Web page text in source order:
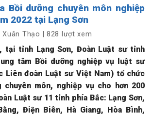
Bồi dưỡng chuyên môn nghiệp
2022 tại Lạng Sơn
Xuân Thạo 828 lượt xem
tại tỉnh Lạng Sơn, Đoàn Luật sư tỉnh
tâm Bồi dưỡng nghiệp vụ luật sư
Liên đoàn Luật sư Việt Nam) tổ chức
chuyên môn, nghiệp vụ cho hơn 200
Luật sư 11 tỉnh phía Bắc: Lạng Sơn,
Điện Biên, Hà Giang, Hòa Bình,